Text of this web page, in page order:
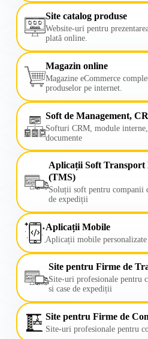
Site catalog produse
Website-uri pentru
plată online.
Magazin online
Magazine eCommerce
produselor pe internet.
Soft de Management,
Softuri CRM, module
documente
Aplicații Soft Transport
(TMS)
Soluții soft pentru companii
de expediții
Aplicații Mobile
Aplicații mobile
Site pentru Firme de
Site-uri profesionale pentru
si case de expediții
Site pentru Firme de
Site-uri profesionale pentru